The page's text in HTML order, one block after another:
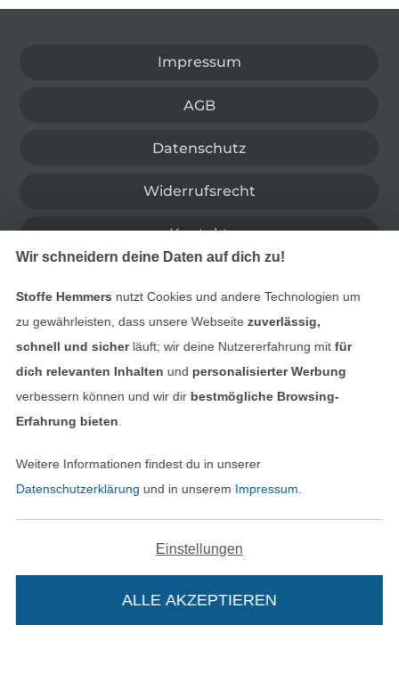
In deinen Warenkorb
Impressum
AGB
Datenschutz
Widerrufsrecht
Kontakt
Finde mehr Inspiration
Nederlands
In den niederländischen
Français
In den
Wir schneidern deine Daten auf dich zu!
Stoffe Hemmers nutzt Cookies und andere Technologien um
zu gewährleisten, dass unsere Webseite zuverlässig,
schnell und sicherläuft; wir deine Nutzererfahrung mitfür
dich relevanten Inhalten und personalisierter Werbung
verbessern können und wir dir bestmögliche Browsing-
Erfahrung bieten
Weitere Informationen findest du in unserer
Datenschutzerklärung und in unserem Impressum
Einstellungen
ALLE AKZEPTIEREN